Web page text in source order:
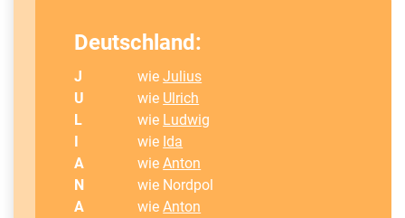
Deutschland:
J wieJulius
U
wie Ulrich
L
wie Ludwig
I
wie Ida
A
wieAnton
N
wie Nordpol
A
wieAnton